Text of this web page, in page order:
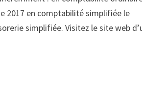
2017 en comptabilité simplifiée le
simplifiée. Visitez le site web